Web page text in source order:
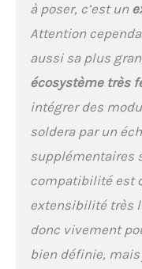
à poser, c’est un
Attention
aussi sa plus
écosystème très
intégrer des
soldera par un
supplémentaires
compatibilité est
extensibilité très
donc vivement
bien définie,